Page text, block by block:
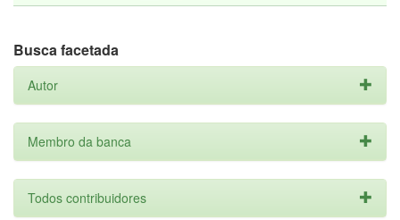
Busca facetada
Autor
Membro da banca
Todos contribuidores